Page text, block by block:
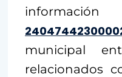
municipal
relacionados